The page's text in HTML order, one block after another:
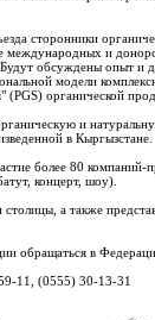
сторонники
и
обсуждены опыт
модели
(PGS) органической
и
в Кыргызстане.
более 80
концерт, шоу).
а также
обращаться в
11, (0555) 30-13-31